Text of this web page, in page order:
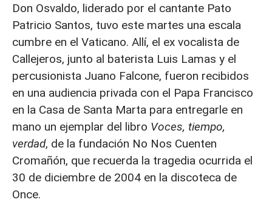
Don Osvaldo, liderado por el cantante Pato
Patricio Santos, tuvo este martes una escala
cumbre en el Vaticano. Allí, el ex vocalista de
Callejeros, junto al baterista Luis Lamas y el
percusionista Juano Falcone, fueron recibidos
en una audiencia privada con el Papa Francisco
en la Casa de Santa Marta para entregarle en
mano un ejemplar del libro Voces, tiempo,
verdad, de la fundación No Nos Cuenten
Cromañón, que recuerda la tragedia ocurrida el
30 de diciembre de 2004 en la discoteca de
Once.